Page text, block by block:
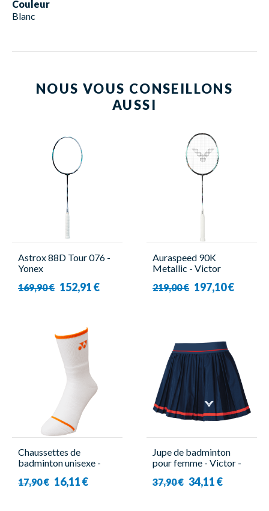
Couleur
Blanc
NOUS VOUS CONSEILLONS
AUSSI
Astrox 88D Tour 076 -
Yonex
169,90 € 152,91 €
Auraspeed 90K
Metallic - Victor
219,00 € 197,10 €
Chaussettes de
badminton unisexe -
Axelsen Blanc/Orange -
17,90 € 16,11 €
Jupe de badminton
pour femme - Victor -
37,90 € 34,11 €